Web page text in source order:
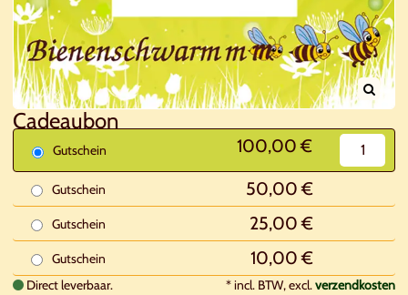
Cadeaubon
Gutschein 100,00 €
Gutschein 50,00 €
Gutschein 25,00 €
Gutschein 10,00 €
Direct leverbaar. *incl. BTW, excl.verzendkosten